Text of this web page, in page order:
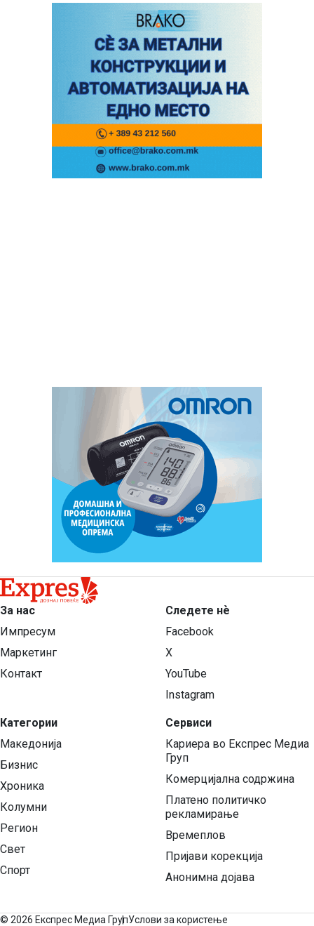
За нас
Импресум
Маркетинг
Контакт
Категории
Македонија
Бизнис
Хроника
Колумни
Регион
Свет
Спорт
Следете нѐ
Facebook
X
YouTube
Instagram
Сервиси
Кариера во Експрес Медиа
Груп
Комерцијална содржина
Платено политичко
рекламирање
Времеплов
Пријави корекција
Анонимна дојава
© 2026 Експрес Медиа ГрупУслови за користење